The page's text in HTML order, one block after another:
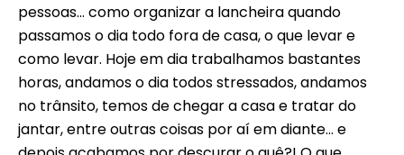
pessoas… como organizar a lancheira quando
passamos o dia todo fora de casa, o que levar e
como levar. Hoje em dia trabalhamos bastantes
horas, andamos o dia todos stressados, andamos
no trânsito, temos de chegar a casa e tratar do
jantar, entre outras coisas por aí em diante… e